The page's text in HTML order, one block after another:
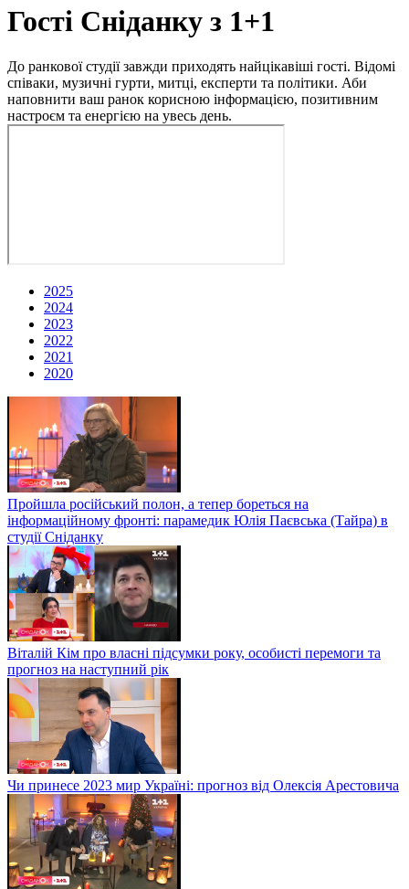
Гості Сніданку з 1+1
До ранкової студії завжди приходять найцікавіші гості. Відомі
співаки, музичні гурти, митці, експерти та політики. Аби
наповнити ваш ранок корисною інформацією, позитивним
настроєм та енергією на увесь день.
2025
2024
2023
2022
2021
2020
Пройшла російський полон, а тепер бореться на
інформаційному фронті: парамедик Юлія Паєвська (Тайра) в
студії Сніданку
Віталій Кім про власні підсумки року, особисті перемоги та
прогноз на наступний рік
Чи принесе 2023 мир Україні: прогноз від Олексія Арестовича